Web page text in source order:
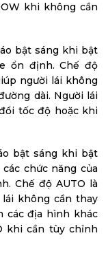
khi không cần
bật sáng khi bật
ổn định. Chế độ
người lái không
dài. Người lái
tốc độ hoặc khi
bật sáng khi bật
chức năng của
Chế độ AUTO là
không cần thay
các địa hình khác
khi cần tùy chỉnh